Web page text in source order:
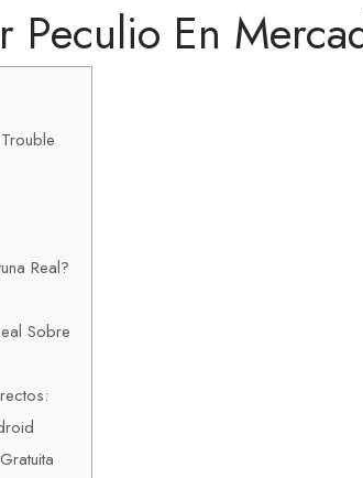
Peculio En
Real?
Sobre